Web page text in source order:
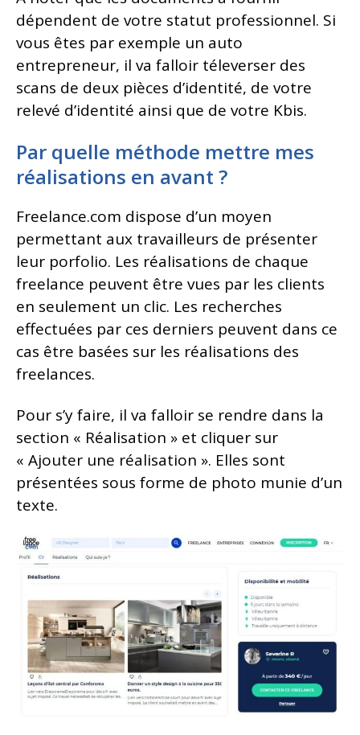
dépendent de votre statut professionnel. Si
vous êtes par exemple un auto
entrepreneur, il va falloir téleverser des
scans de deux pièces d’identité, de votre
relevé d’identité ainsi que de votre Kbis.
Par quelle méthode mettre mes
réalisations en avant ?
Freelance.com dispose d’un moyen
permettant aux travailleurs de présenter
leur porfolio. Les réalisations de chaque
freelance peuvent être vues par les clients
en seulement un clic. Les recherches
effectuées par ces derniers peuvent dans ce
cas être basées sur les réalisations des
freelances.
Pour s’y faire, il va falloir se rendre dans la
section « Réalisation » et cliquer sur
« Ajouter une réalisation ». Elles sont
présentées sous forme de photo munie d’un
texte.